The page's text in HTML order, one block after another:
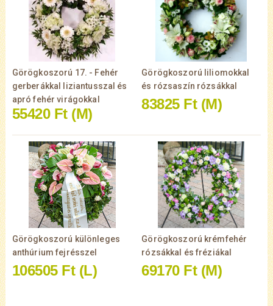
Görögkoszorú 17. - Fehér
gerberákkal liziantusszal és
apró fehér virágokkal
55420 Ft (M)
Görögkoszorú liliomokkal
és rózsaszín rózsákkal
83825 Ft (M)
Görögkoszorú különleges
anthúrium fejrésszel
106505 Ft (L)
Görögkoszorú krémfehér
rózsákkal és fréziákal
69170 Ft (M)